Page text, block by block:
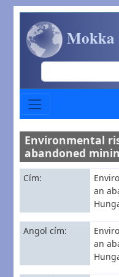
Ugrás a tartalomra
Mokka
Search
Environmental
abandoned
Cím
an
Angol cím
an